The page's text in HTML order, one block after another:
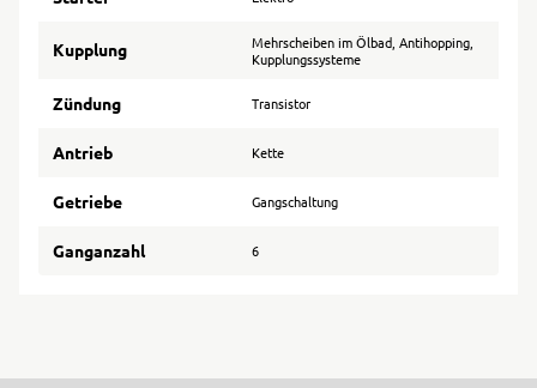
Kupplung
Mehrscheiben im Ölbad, Antihopping,
Kupplungssysteme
Zündung Transistor
Antrieb Kette
Getriebe Gangschaltung
Ganganzahl 6